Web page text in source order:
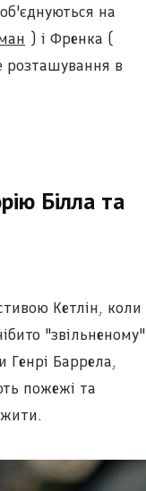
на
) і Френка (
розташування в
Білла та
Кетлін, коли
"звільненому"
Генрі Баррела,
пожежі та